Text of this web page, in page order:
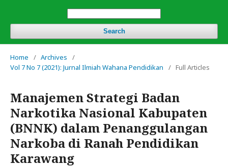
Search
Home / Archives
/
Vol 7 No 7 (2021): Jurnal Ilmiah Wahana Pendidikan
/ Full Articles
Manajemen Strategi Badan
Narkotika Nasional Kabupaten
(BNNK) dalam Penanggulangan
Narkoba di Ranah Pendidikan
Karawang